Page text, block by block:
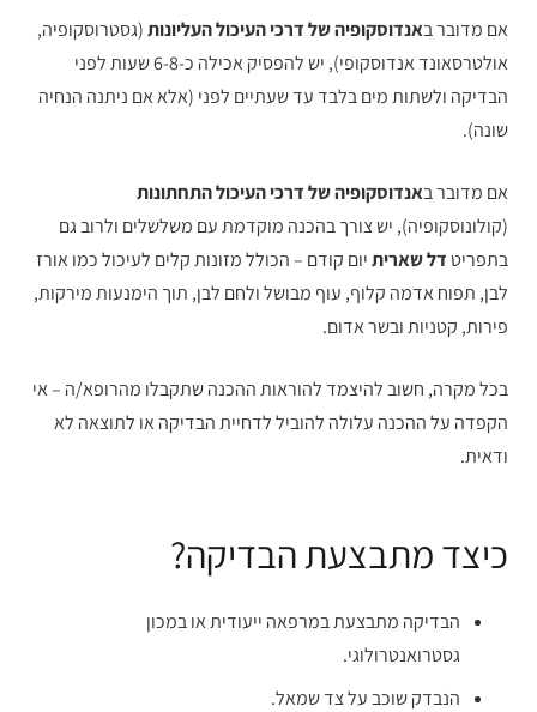
אם מדובר באנדוסקופיה של דרכי העיכול העליונות(גסטרוסקופיה,
אולטרסאונד אנדוסקופי), יש להפסיק אכילה כ-6-8 שעות לפני
הבדיקה ולשתות מים בלבד עד שעתיים לפני (אלא אם ניתנה הנחיה
שונה).
אם מדובר באנדוסקופיה של דרכי העיכול התחתונות
(קולונוסקופיה), יש צורך בהכנה מוקדמת עם משלשלים ולרוב גם
בתפריטדל שאריתיום קודם – הכולל מזונות קלים לעיכול כמו אורז
לבן, תפוח אדמה קלוף, עוף מבושל ולחם לבן, תוך הימנעות מירקות,
פירות, קטניות ובשר אדום.
בכל מקרה, חשוב להיצמד להוראות ההכנה שתקבלו מהרופא/ה – אי
הקפדה על ההכנה עלולה להוביל לדחיית הבדיקה או לתוצאה לא
ודאית.
כיצד מתבצעת הבדיקה?
הבדיקה מתבצעת במרפאה ייעודית או במכון
גסטרואנטרולוגי.
הנבדק שוכב על צד שמאל.